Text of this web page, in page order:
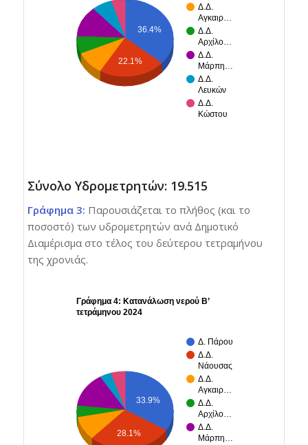
Δ.Δ.
Αγκαιρ…
Δ.Δ.
Αρχίλο…
Δ.Δ.
Μάρπη…
Δ.Δ.
Λευκών
Δ.Δ.
Κώστου
36.4%
22.1%
Σύνολο Υδρομετρητών: 19.515
Γράφημα 3: Παρουσιάζεται το πλήθος (και το
ποσοστό) των υδρομετρητών ανά Δημοτικό
Διαμέρισμα στο τέλος του δεύτερου τετραμήνου
της χρονιάς.
Γράφημα 4: Κατανάλωση νερού Β’
τετράμηνου 2024
Δ. Πάρου
Δ.Δ.
Νάουσας
Δ.Δ.
Αγκαιρ…
Δ.Δ.
Αρχίλο…
Δ.Δ.
Μάρπη…
33.9%
28.1%